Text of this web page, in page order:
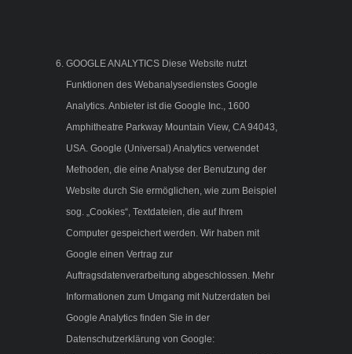
GOOGLE ANALYTICS Diese Website nutzt
Funktionen des Webanalysedienstes Google
Analytics. Anbieter ist die Google Inc., 1600
Amphitheatre Parkway Mountain View, CA 94043,
USA. Google (Universal) Analytics verwendet
Methoden, die eine Analyse der Benutzung der
Website durch Sie ermöglichen, wie zum Beispiel
sog. „Cookies“, Textdateien, die auf Ihrem
Computer gespeichert werden. Wir haben mit
Google einen Vertrag zur
Auftragsdatenverarbeitung abgeschlossen. Mehr
Informationen zum Umgang mit Nutzerdaten bei
Google Analytics finden Sie in der
Datenschutzerklärung von Google: